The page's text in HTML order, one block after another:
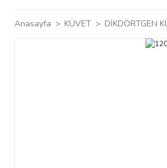
Anasayfa KÜVET DİKDÖRTGEN